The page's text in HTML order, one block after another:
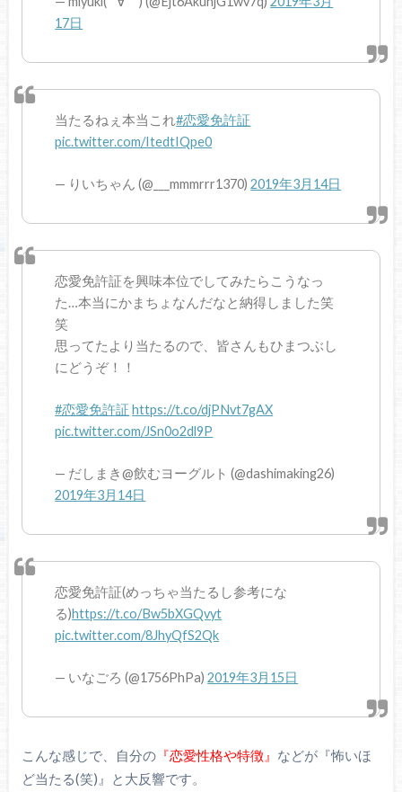
17日
当たるねぇ本当これ#恋愛免許証
pic.twitter.com/ItedtIQpe0
— りいちゃん (@___mmmrrr1370)2019年3月14日
恋愛免許証を興味本位でしてみたらこうなっ
た…本当にかまちょなんだなと納得しました笑
笑
思ってたより当たるので、皆さんもひまつぶし
にどうぞ！！
#恋愛免許証 https://t.co/djPNvt7gAX
pic.twitter.com/JSn0o2dl9P
— だしまき@飲むヨーグルト (@dashimaking26)
2019年3月14日
恋愛免許証(めっちゃ当たるし参考にな
る)https://t.co/Bw5bXGQvyt
pic.twitter.com/8JhyQfS2Qk
— いなごろ (@1756PhPa)2019年3月15日
こんな感じで、自分の『恋愛性格や特徴』 などが『怖いほ
ど当たる(笑)』と大反響です。